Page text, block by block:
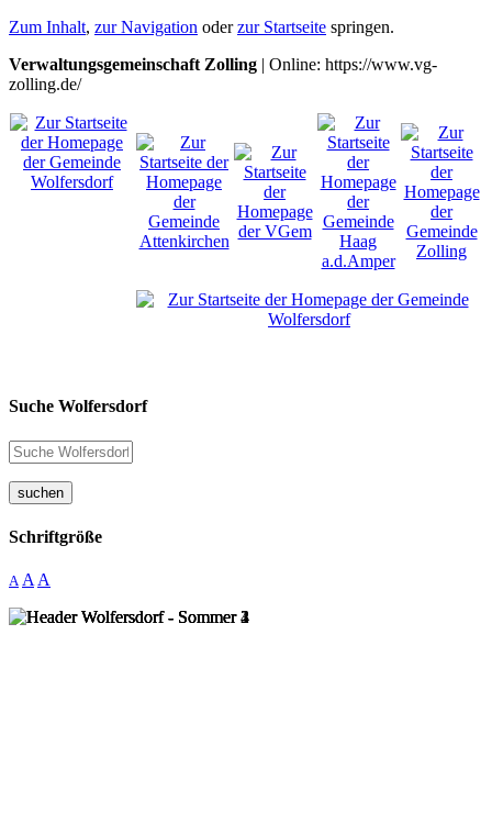
Zum Inhalt, zur Navigation oderzur Startseite springen.
Verwaltungsgemeinschaft Zolling | Online: https://www.vg-
zolling.de/
Suche Wolfersdorf
suchen
Schriftgröße
A A A